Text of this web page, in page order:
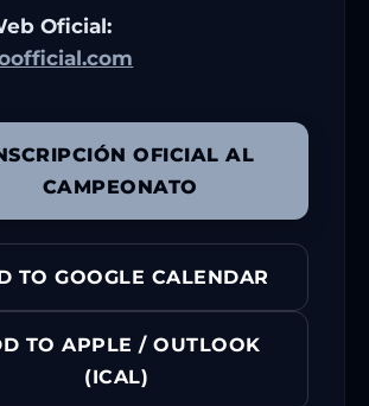
Oficial:
OFICIAL AL
CAMPEONATO
TO GOOGLE CALENDAR
TO APPLE / OUTLOOK
(ICAL)